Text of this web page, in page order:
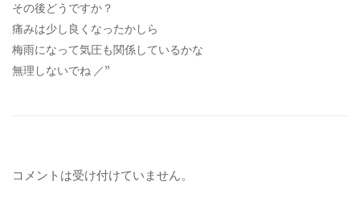
その後どうですか？
痛みは少し良くなったかしら
梅雨になって気圧も関係しているかな
無理しないでね ／”
コメントは受け付けていません。